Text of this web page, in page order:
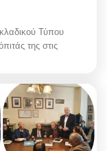
Τύπου
της στις